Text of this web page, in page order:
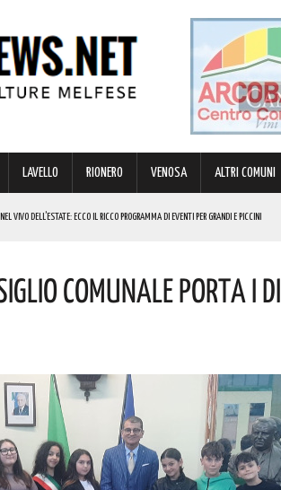
LAVELLO RIONERO VENOSA ALTRI COMUNI
VIVO DELL’ESTATE: ECCO IL RICCO PROGRAMMA DI EVENTI PER GRANDI E PICCINI
TRE FIGLI: ECCO I REQUISITI
Comunale Porta I